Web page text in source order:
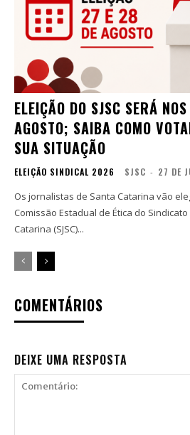
ELEIÇÃO DO SJSC SERÁ
AGOSTO; SAIBA COMO
SUA SITUAÇÃO
ELEIÇÃO SINDICAL 2026 SJSC - 27 DE
Os jornalistas de Santa Catarina vão
Comissão Estadual de Ética do
Catarina (SJSC)...
COMENTÁRIOS
DEIXE UMA RESPOSTA